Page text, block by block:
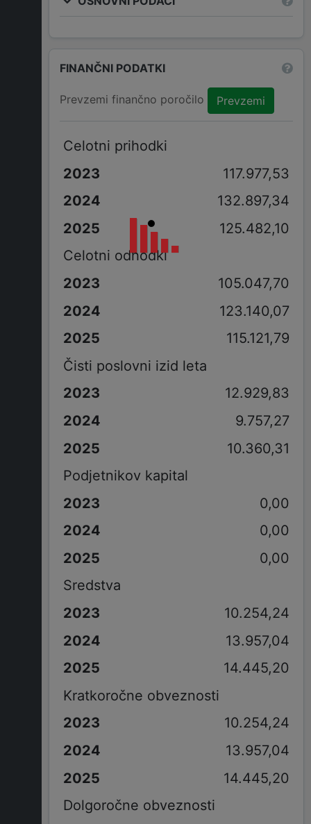
FINANČNI PODATKI
Prevzemi finančno poročilo Prevzemi
Celotni prihodki
117.977,53
132.897,34
125.482,10
Celotni odhodki
105.047,70
123.140,07
115.121,79
Čisti poslovni izid leta
12.929,83
9.757,27
10.360,31
Podjetnikov kapital
0,00
0,00
0,00
Sredstva
10.254,24
13.957,04
14.445,20
Kratkoročne obveznosti
10.254,24
13.957,04
14.445,20
Dolgoročne obveznosti